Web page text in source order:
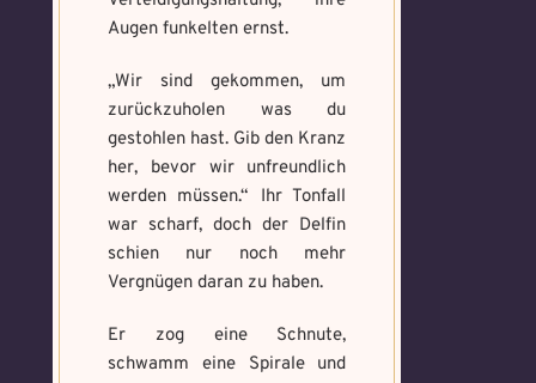
Augen funkelten ernst.
„Wir sind gekommen, um
zurückzuholen was du
gestohlen hast. Gib den Kranz
her, bevor wir unfreundlich
werden müssen.“ Ihr Tonfall
war scharf, doch der Delfin
schien nur noch mehr
Vergnügen daran zu haben.
Er zog eine Schnute,
schwamm eine Spirale und